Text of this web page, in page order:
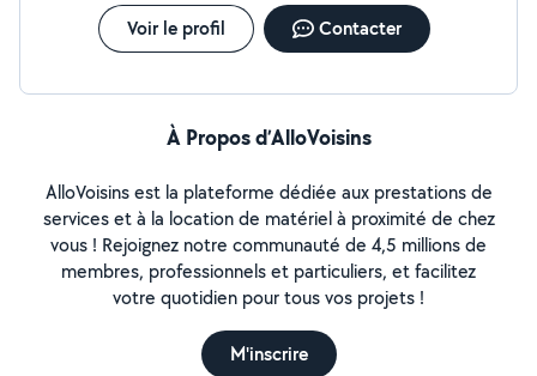
Voir le profil Contacter
À Propos d’AlloVoisins
AlloVoisins est la plateforme dédiée aux prestations de
services et à la location de matériel à proximité de chez
vous ! Rejoignez notre communauté de 4,5 millions de
membres, professionnels et particuliers, et facilitez
votre quotidien pour tous vos projets !
M'inscrire